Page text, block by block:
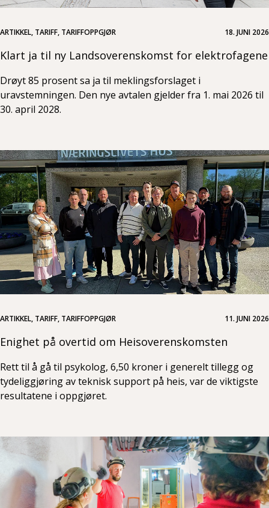
ARTIKKEL, TARIFF, TARIFFOPPGJØR 18. JUNI 2026
Klart ja til ny Landsoverenskomst for elektrofagene
Drøyt 85 prosent sa ja til meklingsforslaget i
uravstemningen. Den nye avtalen gjelder fra 1. mai 2026 til
30. april 2028.
ARTIKKEL, TARIFF, TARIFFOPPGJØR 11. JUNI 2026
Enighet på overtid om Heisoverenskomsten
Rett til å gå til psykolog, 6,50 kroner i generelt tillegg og
tydeliggjøring av teknisk support på heis, var de viktigste
resultatene i oppgjøret.